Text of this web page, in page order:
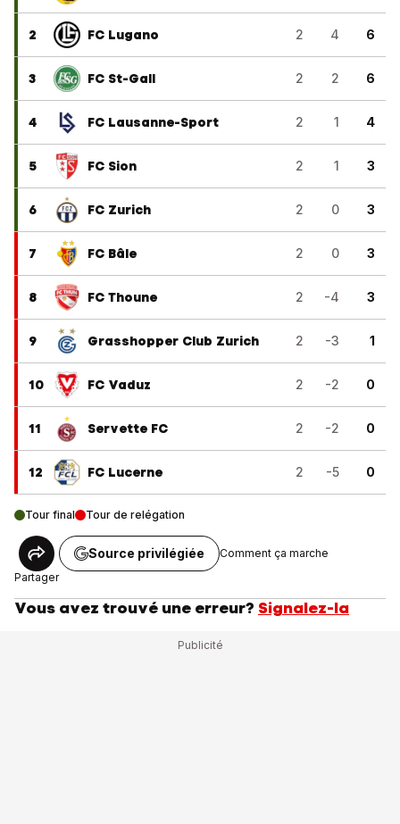
2 FC Lugano 2 4 6
3 FC St-Gall 2 2 6
4 FC Lausanne-Sport 2 1 4
5 FC Sion 2 1 3
6 FC Zurich 2 0 3
7 FC Bâle 2 0 3
8 FC Thoune 2 -4 3
9 Grasshopper Club Zurich 2 -3 1
10 FC Vaduz 2 -2 0
11 Servette FC 2 -2 0
12 FC Lucerne 2 -5 0
Tour final Tour de relégation
Partager
Source privilégiée Comment ça marche
Vous avez trouvé une erreur? Signalez-la